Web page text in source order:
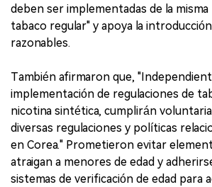
deben ser implementadas de la misma
tabaco regular" y apoya la
razonables.
También afirmaron que,
implementación de regulaciones de
nicotina sintética, cumplirán
diversas regulaciones y políticas
en Corea." Prometieron evitar
atraigan a menores de edad y
sistemas de verificación de edad para